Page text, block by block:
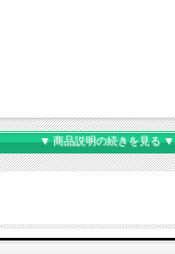
▼ 商品説明の続きを見る ▼